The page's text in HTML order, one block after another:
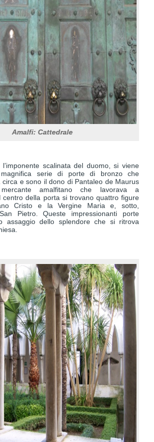
Amalfi: Cattedrale
scalinata del duomo, si viene
serie di porte di bronzo che
circa e sono il dono di Pantaleo de Maurus
amalfitano che lavorava a
centro della porta si trovano quattro figure
Cristo e la Vergine Maria e, sotto,
Pietro. Queste impressionanti porte
assaggio dello splendore che si ritrova